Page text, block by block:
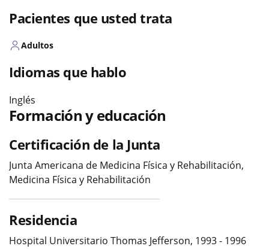
Pacientes que usted trata
Adultos
Idiomas que hablo
Inglés
Formación y educación
Certificación de la Junta
Junta Americana de Medicina Física y Rehabilitación,
Medicina Física y Rehabilitación
Residencia
Hospital Universitario Thomas Jefferson, 1993 - 1996